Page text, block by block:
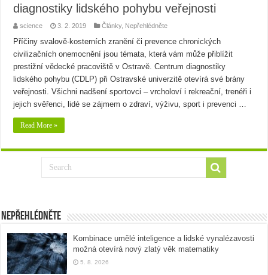
diagnostiky lidského pohybu veřejnosti
science 3. 2. 2019 Články, Nepřehlédněte
Příčiny svalově-kosterních zranění či prevence chronických
civilizačních onemocnění jsou témata, která vám může přiblížit
prestižní vědecké pracoviště v Ostravě. Centrum diagnostiky
lidského pohybu (CDLP) při Ostravské univerzitě otevírá své brány
veřejnosti. Všichni nadšení sportovci – vrcholoví i rekreační, trenéři i
jejich svěřenci, lidé se zájmem o zdraví, výživu, sport i prevenci …
Read More »
Nepřehlédněte
Kombinace umělé inteligence a lidské vynalézavosti
možná otevírá nový zlatý věk matematiky
5. 8. 2026